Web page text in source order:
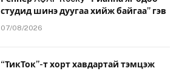
студид шинэ дуугаа хийж байгаа” гэв
07/08/2026
“ТикТок”-т хорт хавдартай тэмцэж